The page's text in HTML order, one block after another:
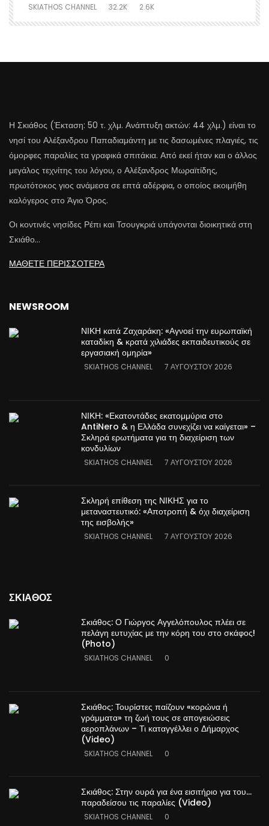
SKIATHOS CHANNEL 32.2K 2.6K
Η Σκιάθος (Έκταση: 50 τ. χλμ. Ανάπτυξη ακτών: 44 χλμ.) είναι το
νησί του Αλέξανδρου Παπαδιαμάντη με τις δασωμένες πλαγιές, τις
όμορφες παραλίες τα γραφικά σπιτάκια. Από εκεί ήταν και ο άλλος
μεγάλος τεχνίτης του λόγου, ο Αλέξανδρος Μωραϊτίδης,
πρωτότοκος γιος ανάμεσα σε επτά αδέρφια, ο οποίος εκοιμήθη
καλόγερος στο Άγιο Όρος.
Οι κοντινές νησίδες Ρέπι και Τσουγκριά υπάγονται διοικητικά στη
Σκιάθο…
ΜΑΘΕΤΕ ΠΕΡΙΣΣΟΤΕΡΑ
NEWSROOM
ΝΙΚΗ κατά Ζαχαράκη: «Αγνοεί την ευρωπαϊκή
καταδίκη & κρατά χιλιάδες εκπαιδευτικούς σε
εργασιακή ομηρία»
SKIATHOS CHANNEL 7 ΑΥΓΟΎΣΤΟΥ 2026
ΝΙΚΗ: «Εκατοντάδες εκατομμύρια στο
AntiNero & η Ελλάδα συνεχίζει να καίγεται» –
Σκληρά ερωτήματα για τη διαχείριση των
κονδυλίων
SKIATHOS CHANNEL 7 ΑΥΓΟΎΣΤΟΥ 2026
Σκληρή επίθεση της ΝΙΚΗΣ για το
μεταναστευτικό: «Αποτροπή & όχι διαχείριση
της εισβολής»
SKIATHOS CHANNEL 7 ΑΥΓΟΎΣΤΟΥ 2026
ΣΚΙΑΘΟΣ
Σκιάθος: Ο Γιώργος Αγγελόπουλος πλέει σε
πελάγη ευτυχίας με την κόρη του στο σκάφος!
(Photo)
SKIATHOS CHANNEL 0
Σκιάθος: Τουρίστες παίζουν «κορώνα ή
γράμματα» τη ζωή τους σε απογειώσεις
αεροπλάνων – Τι καταγγέλλει ο Δήμαρχος
(Video)
SKIATHOS CHANNEL 0
Σκιάθος: Στην ουρά για ένα εισιτήριο για του…
παραδείσου τις παραλίες (Video)
SKIATHOS CHANNEL 0